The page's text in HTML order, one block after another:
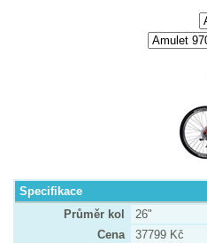
Specifikace
Průměr kol
26"
Cena
37799 Kč